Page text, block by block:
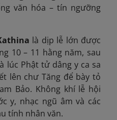
văn hóa – tín ngưỡng
là dịp lễ lớn được
10 – 11 hằng năm, sau
lúc Phật tử dâng y ca sa
lên chư Tăng để bày tỏ
Bảo. Không khí lễ hội
y, nhạc ngũ âm và các
tính nhân văn.